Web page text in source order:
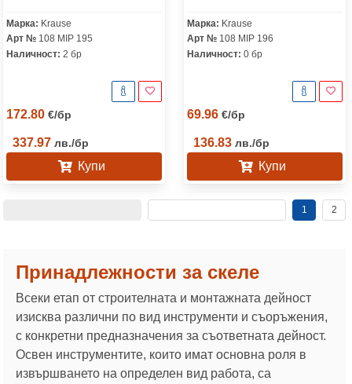
Марка: Krause
Арт № 108 MIP 195
Наличност: 2 бр
172.80 €/бр
337.97 лв./бр
Купи
Марка: Krause
Арт № 108 MIP 196
Наличност: 0 бр
69.96 €/бр
136.83 лв./бр
Купи
1 2
Принадлежности за скеле
Всеки етап от строителната и монтажната дейност
изисква различни по вид инструменти и съоръжения,
с конкретни предназначения за съответната дейност.
Освен инструментите, които имат основна роля в
извършването на определен вид работа, са